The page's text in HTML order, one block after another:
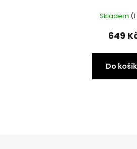
Skladem
649
Do